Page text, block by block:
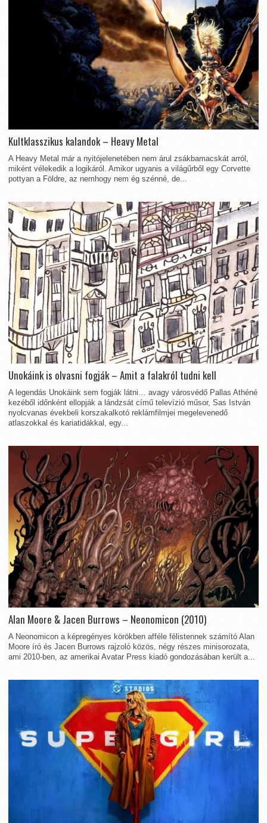
Kultklasszikus kalandok – Heavy Metal
A Heavy Metal már a nyitójelenetében nem árul zsákbamacskát arról,
miként vélekedik a logikáról. Amikor ugyanis a világűrből egy Corvette
pottyan a Földre, az nemhogy nem ég szénné, de...
Unokáink is olvasni fogják – Amit a falakról tudni kell
A legendás Unokáink sem fogják látni… avagy városvédő Pallas Athéné
kezéből időnként ellopják a lándzsát című televízió műsor, Sas István
nyolcvanas évekbeli korszakalkotó reklámfilmjei megelevenedő
atlaszokkal és kariatidákkal, egy...
Alan Moore & Jacen Burrows – Neonomicon (2010)
A Neonomicon a képregényes körökben afféle félistennek számító Alan
Moore író és Jacen Burrows rajzoló közös, négy részes minisorozata,
ami 2010-ben, az amerikai Avatar Press kiadó gondozásában került a...